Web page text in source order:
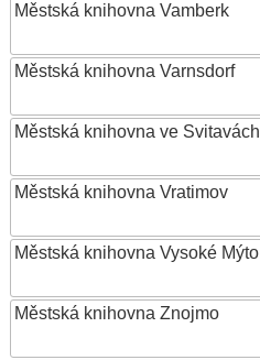
Městská knihovna Vamberk
Městská knihovna Varnsdorf
Městská knihovna ve Svitavách
Městská knihovna Vratimov
Městská knihovna Vysoké Mýto
Městská knihovna Znojmo